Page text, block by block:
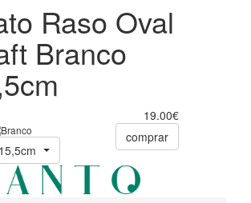
Raso Oval
Branco
19.00€
15,5cm
comprar